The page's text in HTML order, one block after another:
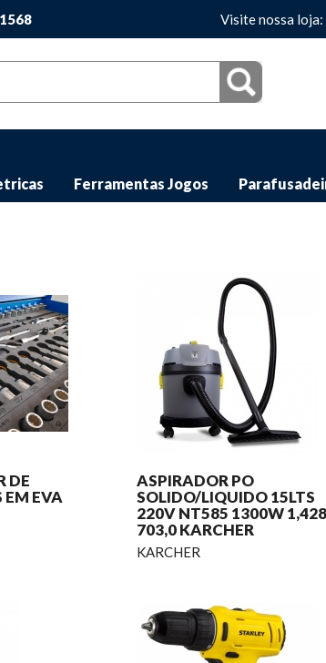
Visite nossa loja:
Ferramentas Jogos
DE
EM EVA
ASPIRADOR PO
SOLIDO/LIQUIDO 15LTS
220V NT585 1300W
703,0 KARCHER
KARCHER